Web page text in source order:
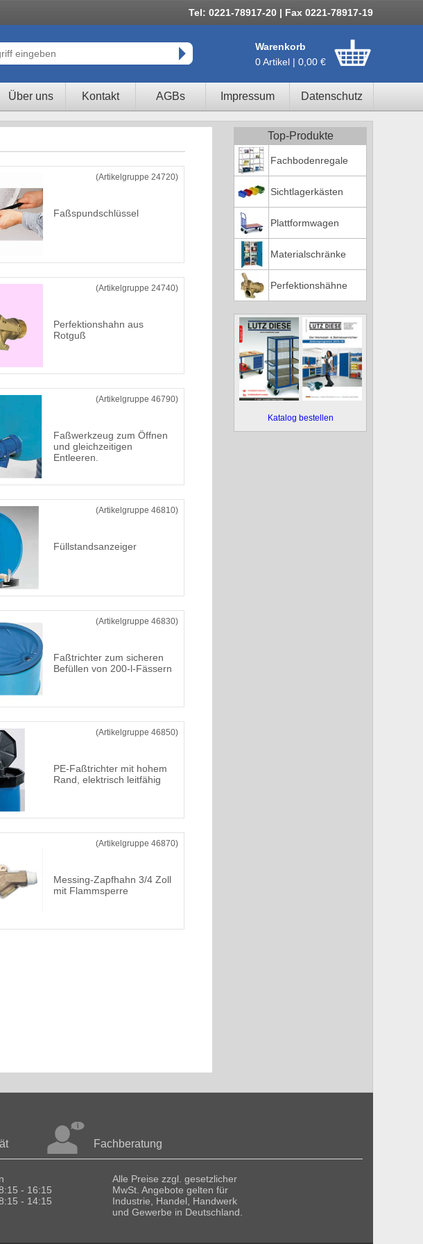
Tel: 0221-78917-20 | Fax 0221-78917-19
Warenkorb
0 Artikel | 0,00 €
Über uns Kontakt AGBs Impressum Datenschutz
(Artikelgruppe 24720)
Faßspundschlüssel
(Artikelgruppe 24740)
Perfektionshahn aus
Rotguß
(Artikelgruppe 46790)
Faßwerkzeug zum Öffnen
und gleichzeitigen
Entleeren.
(Artikelgruppe 46810)
Füllstandsanzeiger
(Artikelgruppe 46830)
Faßtrichter zum sicheren
Befüllen von 200-l-Fässern
(Artikelgruppe 46850)
PE-Faßtrichter mit hohem
Rand, elektrisch leitfähig
(Artikelgruppe 46870)
Messing-Zapfhahn 3/4 Zoll
mit Flammsperre
Top-Produkte
Fachbodenregale
Sichtlagerkästen
Plattformwagen
Materialschränke
Perfektionshähne
Katalog bestellen
Fachberatung
- 16:15
- 14:15
Alle Preise zzgl. gesetzlicher
MwSt. Angebote gelten für
Industrie, Handel, Handwerk
und Gewerbe in Deutschland.